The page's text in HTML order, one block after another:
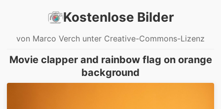
Kostenlose Bilder
von Marco Verch unter Creative-Commons-Lizenz
Movie clapper and rainbow flag on orange
background